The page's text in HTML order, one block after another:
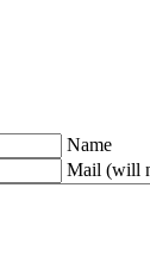
Name
Mail (will